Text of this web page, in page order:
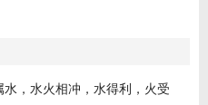
水，水火相冲，水得利，火受